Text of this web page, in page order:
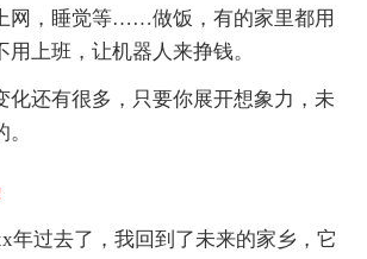
网，睡觉等……做饭，有的家里都用
上班，让机器人来挣钱。
化还有很多，只要你展开想象力，未
年过去了，我回到了未来的家乡，它